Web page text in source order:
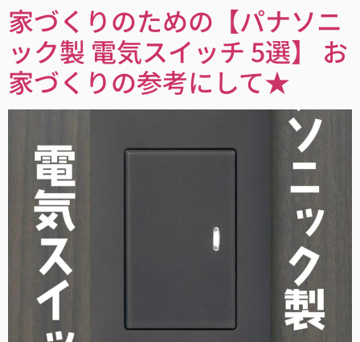
家づくりのための【パナソニ
ック製 電気スイッチ 5選】 お
家づくりの参考にして★